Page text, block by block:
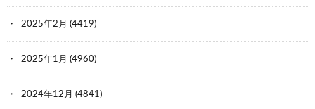
2025年2月 (4419)
2025年1月 (4960)
2024年12月 (4841)